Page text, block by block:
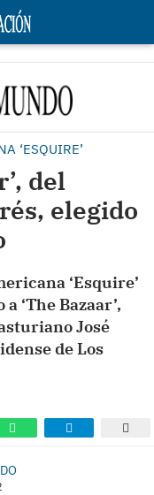
‘ESQUIRE’
del
elegido
‘Esquire’
‘The Bazaar’,
José
de Los